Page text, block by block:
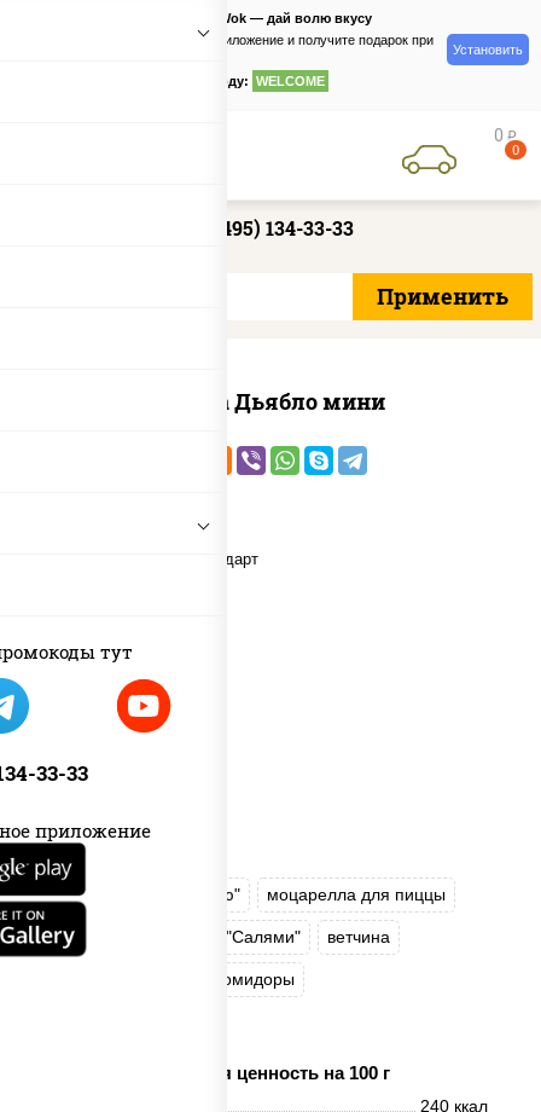
тут
33-33
приложение
PizzaSushiWok — дай волю вкусу
Скачайте приложение и получите подарок при
по промокоду: WELCOME
Установить
0 руб
0
+7 (495) 134-33-33
Пицца Дьябло мини
соус "Техасский барбекю" моцарелла для пиццы
лук красный колбаса "Салями" ветчина
помидоры
Пищевая ценность на 100 г
240 ккал